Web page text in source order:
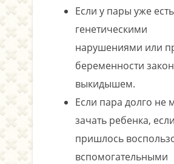
Если у пары уже
генетическими
нарушениями или
беременности
выкидышем.
Если пара долго не
зачать ребенка,
пришлось
вспомогательными